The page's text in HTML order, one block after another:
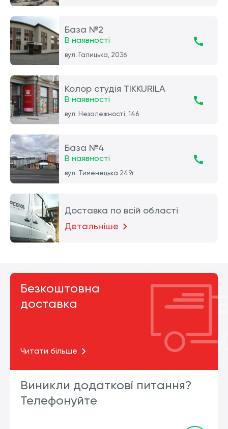
База №2
В наявності
вул. Галицька, 203б
Колор студія TIKKURILA
В наявності
вул. Незалежності, 146
База №4
В наявності
вул. Тименецька 249г
Доставка по всій області
Детальніше
Безкоштовна
доставка
Читати більше
Виникли додаткові питання?
Телефонуйте